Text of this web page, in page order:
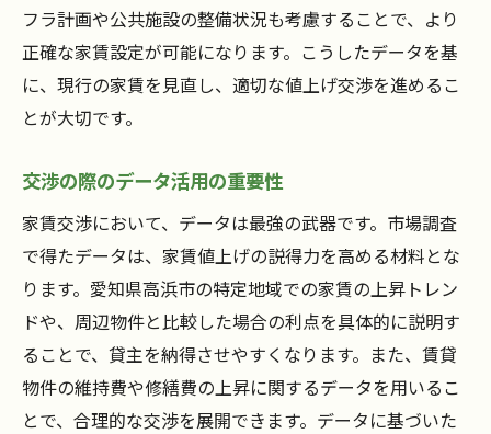
高浜市での家賃交渉に不可欠な家賃管理の基礎
知識
基礎から学ぶ家賃管理のポイント
家賃設定の基本とその応用
法令遵守の重要性とその影響
市場動向を把握するための情報収集方法
家賃管理に求められるプロフェッショナリ
ズム
家賃管理を駆使して高浜市で成功を収める交渉
の秘訣
成功事例から学ぶ交渉の秘訣
フラ計画や公共施設の整備状況も考慮することで、より
正確な家賃設定が可能になります。こうしたデータを基
に、現行の家賃を見直し、適切な値上げ交渉を進めるこ
とが大切です。
交渉の際のデータ活用の重要性
家賃交渉において、データは最強の武器です。市場調査
で得たデータは、家賃値上げの説得力を高める材料とな
ります。愛知県高浜市の特定地域での家賃の上昇トレン
ドや、周辺物件と比較した場合の利点を具体的に説明す
ることで、貸主を納得させやすくなります。また、賃貸
物件の維持費や修繕費の上昇に関するデータを用いるこ
とで、合理的な交渉を展開できます。データに基づいた